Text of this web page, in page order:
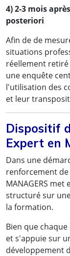
4) 2-3 mois
posteriori
Afin de de
situations
réellement
une enquête
l'utilisation des
et leur
Dispositif
Expert en
Dans une
renforcement de
MANAGERS met
structuré sur
la formation.
Bien que
et s'appuie sur
développement
j'aurai à suivre
même niveau
du sujet par les
Mme Roseline
CLAIMS & UAC
MSC –